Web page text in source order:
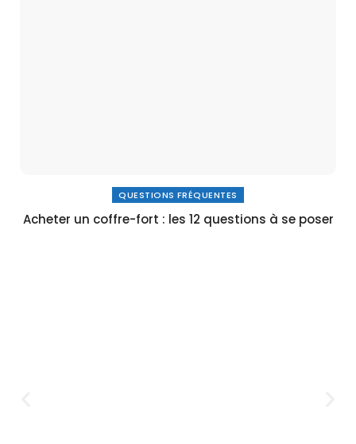
QUESTIONS FRÉQUENTES
Acheter un coffre-fort : les 12 questions à se poser